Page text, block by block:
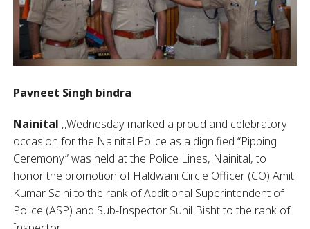
Pavneet Singh bindra
Nainital ,,Wednesday marked a proud and celebratory
occasion for the Nainital Police as a dignified “Pipping
Ceremony” was held at the Police Lines, Nainital, to
honor the promotion of Haldwani Circle Officer (CO) Amit
Kumar Saini to the rank of Additional Superintendent of
Police (ASP) and Sub-Inspector Sunil Bisht to the rank of